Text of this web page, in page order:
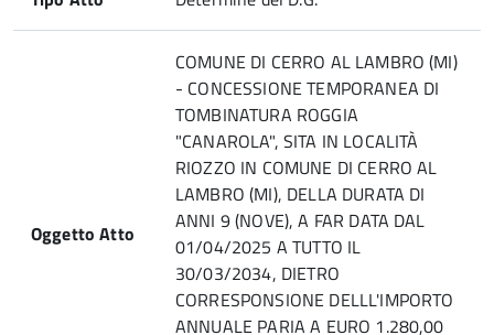
Oggetto Atto
COMUNE DI CERRO AL LAMBRO (MI)
- CONCESSIONE TEMPORANEA DI
TOMBINATURA ROGGIA
"CANAROLA", SITA IN LOCALITÀ
RIOZZO IN COMUNE DI CERRO AL
LAMBRO (MI), DELLA DURATA DI
ANNI 9 (NOVE), A FAR DATA DAL
01/04/2025 A TUTTO IL
30/03/2034, DIETRO
CORRESPONSIONE DELLL'IMPORTO
ANNUALE PARIA A EURO 1.280,00